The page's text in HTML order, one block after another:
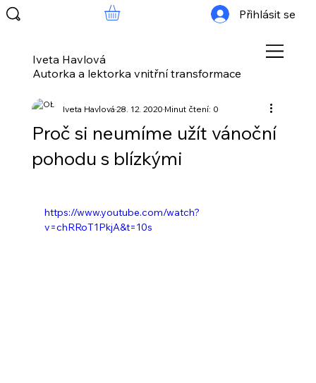
Iveta Havlová
Autorka a lektorka vnitřní transformace
Přihlásit se
Proč si neumíme užít vánoční
pohodu s blízkými
Iveta Havlová28. 12. 2020Minut čtení: 0
https://www.youtube.com/watch?
v=chRRoT1PkjA&t=10s